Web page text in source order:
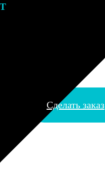
Сделать заказ